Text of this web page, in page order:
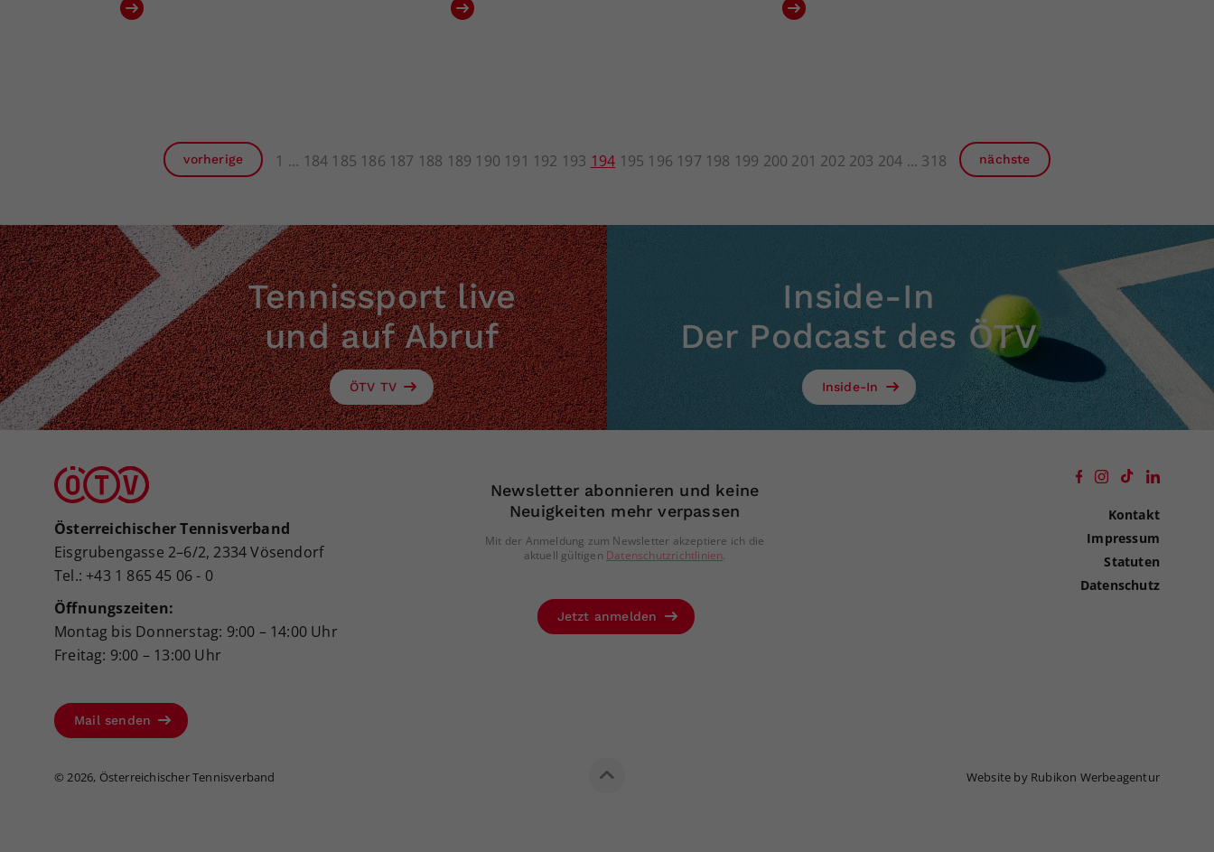
vorherige 1 184 185 186 187 188 189 190 191 192 193 194 195 196 197 198 199 200 201 202 203 204 318 nächste
Tennissport live
und auf Abruf
ÖTV TV
Inside-In
Der Podcast des ÖTV
Inside-In
Österreichischer Tennisverband
Eisgrubengasse 2–6/2, 2334 Vösendorf
Tel.: +43 1 865 45 06 - 0
Öffnungszeiten:
Montag bis Donnerstag: 9:00 – 14:00 Uhr
Freitag: 9:00 – 13:00 Uhr
Mail senden
Newsletter abonnieren und keine
Neuigkeiten mehr verpassen
Mit der Anmeldung zum Newsletter akzeptiere ich die
aktuell gültigen Datenschutzrichtlinien.
Jetzt anmelden
Kontakt
Impressum
Statuten
Datenschutz
© 2026, Österreichischer Tennisverband Website by Rubikon Werbeagentur